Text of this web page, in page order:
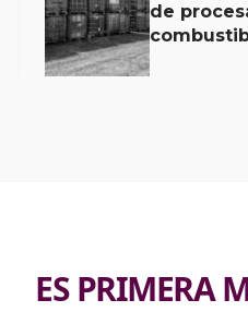
de
ES PRIMERA